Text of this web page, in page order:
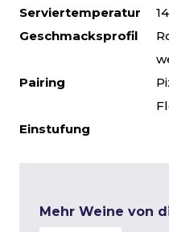
Serviertemperatur
Geschmacksprofil
Pairing
Einstufung
Mehr Weine von